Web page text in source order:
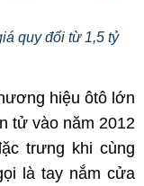
quy đổi từ 1,5 tỷ
hiệu ôtô lớn
tử vào năm 2012
trưng khi cùng
là tay nắm cửa